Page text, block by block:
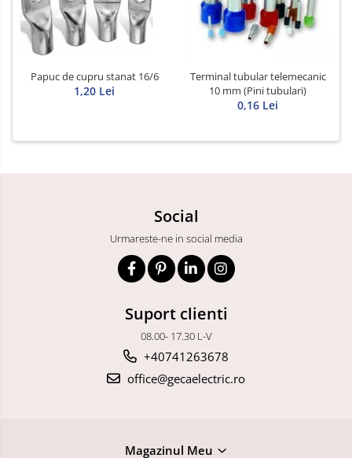
Papuc de cupru stanat 16/6
1,20 Lei
Terminal tubular telemecanic
10 mm (Pini tubulari)
0,16 Lei
Social
Urmareste-ne in social media
Suport clienti
08.00- 17.30 L-V
+40741263678
office@gecaelectric.ro
Magazinul Meu